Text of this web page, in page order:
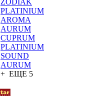
ZODIAK
PLATINIUM
AROMA
AURUM
CUPRUM
PLATINIUM
SOUND
AURUM
+ ЕЩЕ 5